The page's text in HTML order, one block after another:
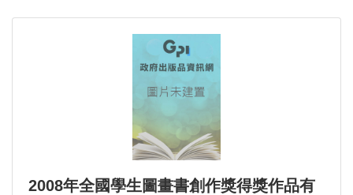
2008年全國學生圖畫書創作獎得獎作品有